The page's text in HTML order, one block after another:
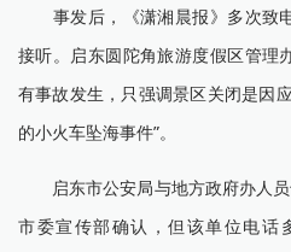
事发后，《潇湘晨报》多次致
接听。启东圆陀角旅游度假区管理
有事故发生，只强调景区关闭是因
的小火车坠海事件”。
启东市公安局与地方政府办人员
市委宣传部确认，但该单位电话